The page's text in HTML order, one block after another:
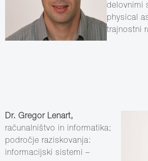
delovnimi
physical
trajnostni
Dr. Gregor Lenart,
računalništvo in informatika;
področje raziskovanja:
informacijski sistemi –